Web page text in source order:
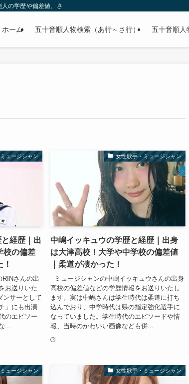
学歴や偏差値、さらに政治家やスポーツ選手などの有名人の学
ホーム 五十音順人物検索（あ行～さ行） 五十音順人
ュージシャン
経歴｜出
校の偏差
さんの出
お送りいた
ンサーとして
」にも出演
のエピソー
...
女性歌手・ミュージシャン
中嶋イッキュウの学歴と経歴｜出身
は大津高校！大学や中学校の偏差値
｜柔道が凄かった！
ミュージシャンの中嶋イッキュウさんの出身
高校の偏差値などの学歴情報をお送りいたし
ます。実は中嶋さんは学生時代は柔道に打ち
込んでおり、中学時代は県の指定強化選手に
なっていました。学生時代のエピソードや情
報、当時のかわいい画像なども併...
ュージシャン 女性歌手・ミュージシャン